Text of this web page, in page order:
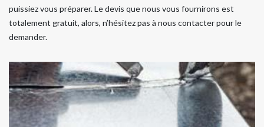
puissiez vous préparer. Le devis que nous vous fournirons est
totalement gratuit, alors, n’hésitez pas à nous contacter pour le
demander.